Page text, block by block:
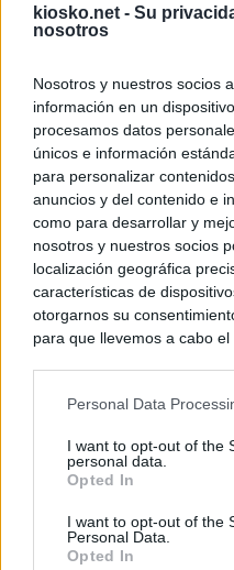
kiosko.net - Su
nosotros
Nosotros y nuestros socios
información en un
procesamos datos
únicos e información
para personalizar
anuncios y del contenido e
como para desarrollar y
nosotros y nuestros socios
localización geográfica
características de
otorgarnos su
para que llevemos a cabo
negar su consentimiento.
de su consentimiento, pero
rechazar tal
cualquier momento
visitando nuestra política de
Personal Data
I want to opt-out of the
personal data.
Opted In
I want to opt-out of the
Personal Data.
Opted In